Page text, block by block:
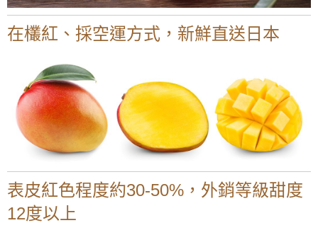
在欉紅、採空運方式，新鮮直送日本
表皮紅色程度約30-50%，外銷等級甜度
12度以上